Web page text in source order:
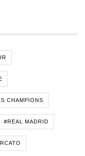
CHAMPIONS
#REAL MADRID